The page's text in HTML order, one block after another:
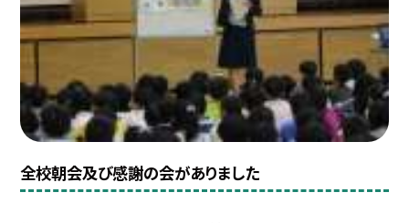
全校朝会及び感謝の会がありました